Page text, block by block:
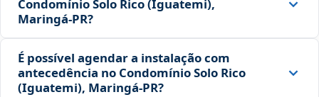
Condomínio Solo Rico (Iguatemi),
Maringá‑PR?
É possível agendar a instalação com
antecedência no Condomínio Solo Rico
(Iguatemi), Maringá‑PR?